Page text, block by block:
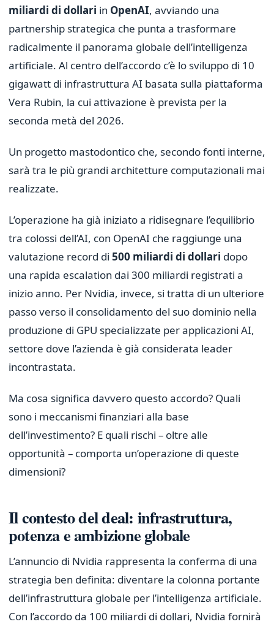
miliardi di dollari in OpenAI, avviando una
partnership strategica che punta a trasformare
radicalmente il panorama globale dell’intelligenza
artificiale. Al centro dell’accordo c’è lo sviluppo di 10
gigawatt di infrastruttura AI basata sulla piattaforma
Vera Rubin, la cui attivazione è prevista per la
seconda metà del 2026.
Un progetto mastodontico che, secondo fonti interne,
sarà tra le più grandi architetture computazionali mai
realizzate.
L’operazione ha già iniziato a ridisegnare l’equilibrio
tra colossi dell’AI, con OpenAI che raggiunge una
valutazione record di 500 miliardi di dollari dopo
una rapida escalation dai 300 miliardi registrati a
inizio anno. Per Nvidia, invece, si tratta di un ulteriore
passo verso il consolidamento del suo dominio nella
produzione di GPU specializzate per applicazioni AI,
settore dove l’azienda è già considerata leader
incontrastata.
Ma cosa significa davvero questo accordo? Quali
sono i meccanismi finanziari alla base
dell’investimento? E quali rischi – oltre alle
opportunità – comporta un’operazione di queste
dimensioni?
Il contesto del deal: infrastruttura,
potenza e ambizione globale
L’annuncio di Nvidia rappresenta la conferma di una
strategia ben definita: diventare la colonna portante
dell’infrastruttura globale per l’intelligenza artificiale.
Con l’accordo da 100 miliardi di dollari, Nvidia fornirà